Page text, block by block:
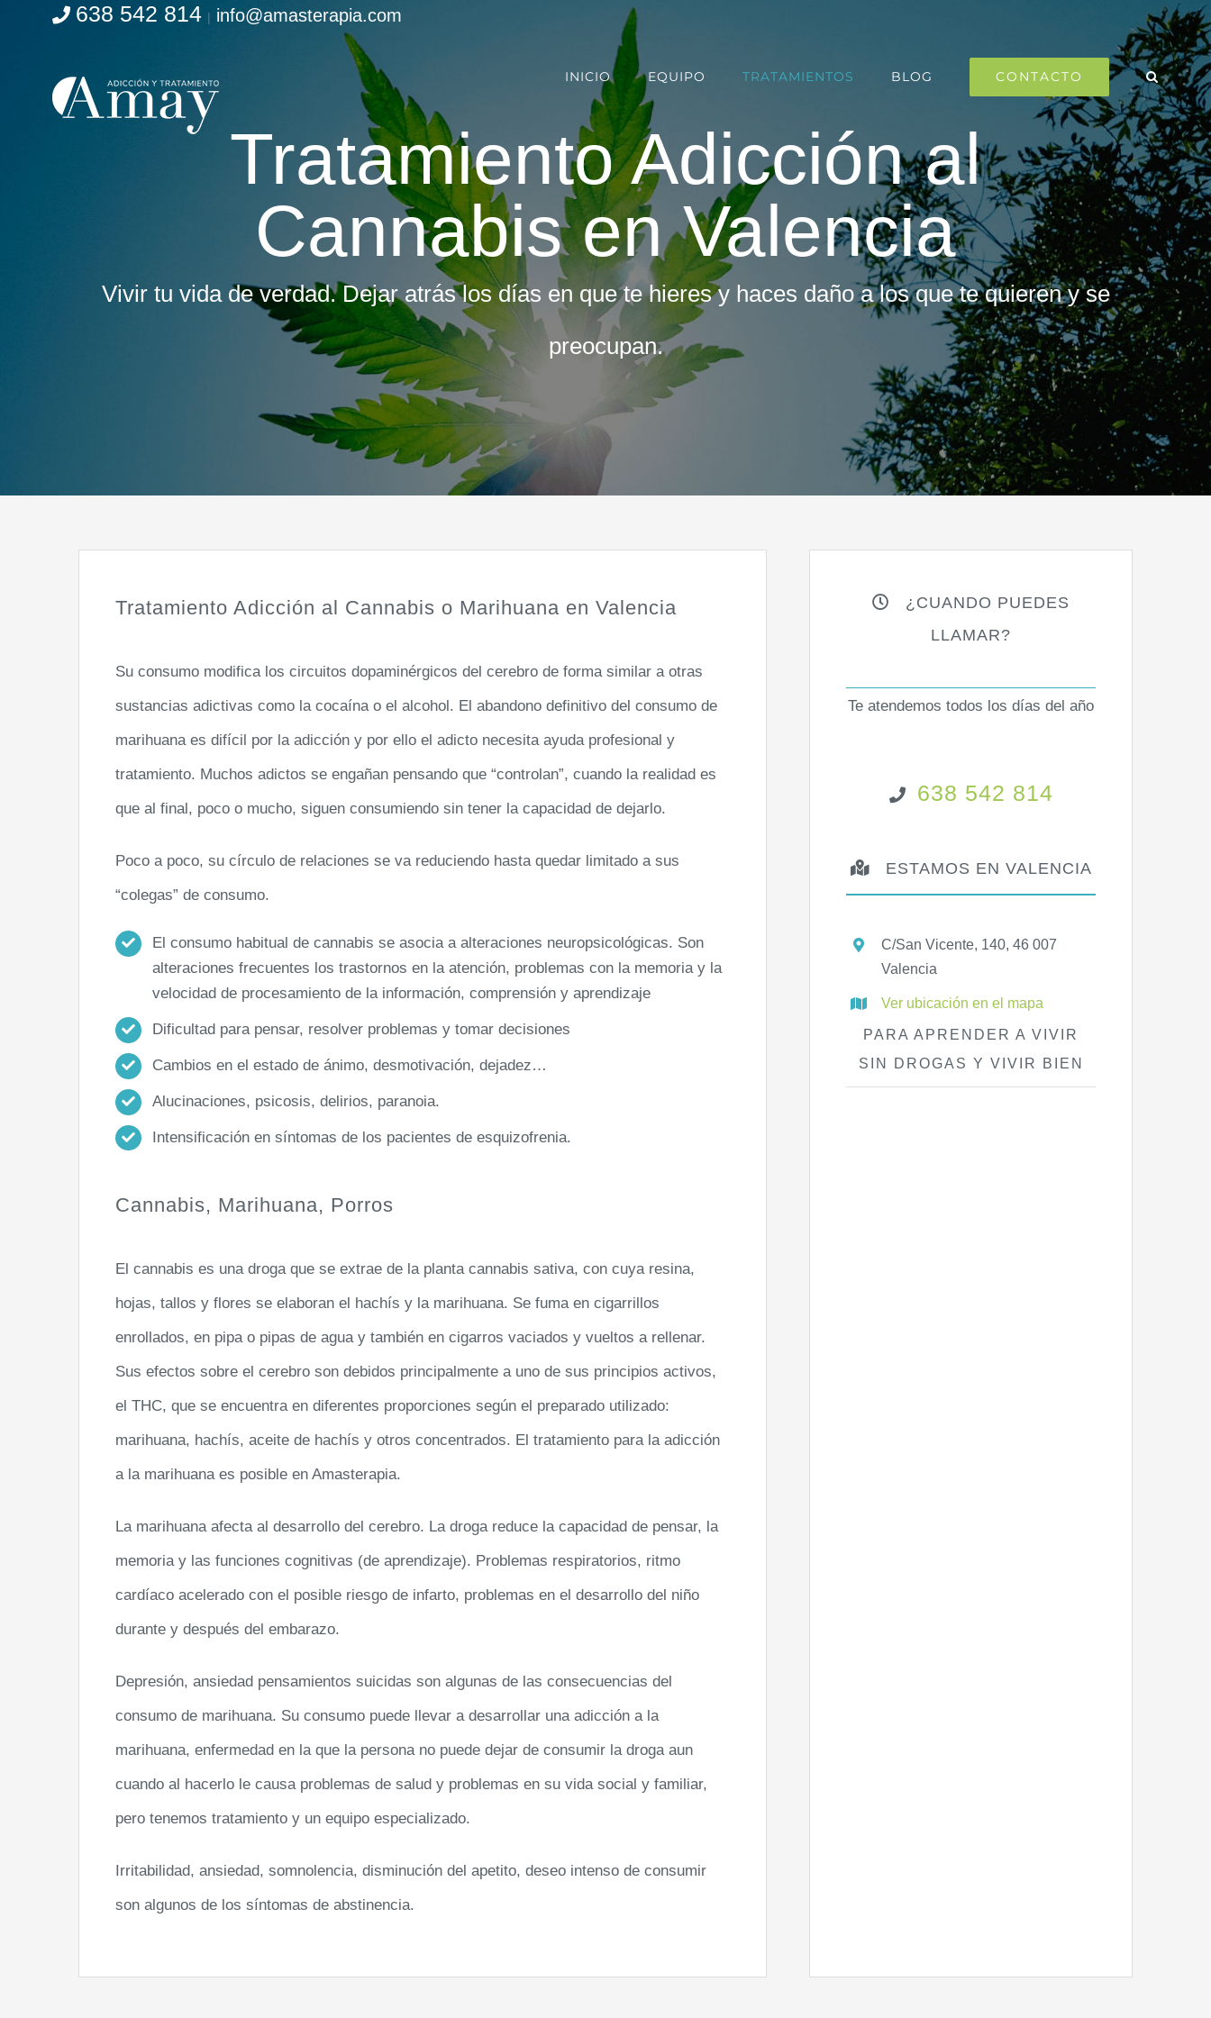
contenido
638 542 814 | info@amasterapia.com
INICIO EQUIPO TRATAMIENTOS BLOG CONTACTO
Tratamiento Adicción al
Cannabis en Valencia
Vivir tu vida de verdad. Dejar atrás los días en que te hieres y haces daño a los que te quieren y se
preocupan.
Tratamiento Adicción al Cannabis o Marihuana en Valencia
Su consumo modifica los circuitos dopaminérgicos del cerebro de forma similar a otras
sustancias adictivas como la cocaína o el alcohol. El abandono definitivo del consumo de
marihuana es difícil por la adicción y por ello el adicto necesita ayuda profesional y
tratamiento. Muchos adictos se engañan pensando que “controlan”, cuando la realidad es
que al final, poco o mucho, siguen consumiendo sin tener la capacidad de dejarlo.
Poco a poco, su círculo de relaciones se va reduciendo hasta quedar limitado a sus
“colegas” de consumo.
El consumo habitual de cannabis se asocia a alteraciones neuropsicológicas. Son
alteraciones frecuentes los trastornos en la atención, problemas con la memoria y la
velocidad de procesamiento de la información, comprensión y aprendizaje
Dificultad para pensar, resolver problemas y tomar decisiones
Cambios en el estado de ánimo, desmotivación, dejadez…
Alucinaciones, psicosis, delirios, paranoia.
Intensificación en síntomas de los pacientes de esquizofrenia.
Cannabis, Marihuana, Porros
El cannabis es una droga que se extrae de la planta cannabis sativa, con cuya resina,
hojas, tallos y flores se elaboran el hachís y la marihuana. Se fuma en cigarrillos
enrollados, en pipa o pipas de agua y también en cigarros vaciados y vueltos a rellenar.
Sus efectos sobre el cerebro son debidos principalmente a uno de sus principios activos,
el THC, que se encuentra en diferentes proporciones según el preparado utilizado:
marihuana, hachís, aceite de hachís y otros concentrados. El tratamiento para la adicción
a la marihuana es posible en Amasterapia.
La marihuana afecta al desarrollo del cerebro. La droga reduce la capacidad de pensar, la
memoria y las funciones cognitivas (de aprendizaje). Problemas respiratorios, ritmo
cardíaco acelerado con el posible riesgo de infarto, problemas en el desarrollo del niño
durante y después del embarazo.
Depresión, ansiedad pensamientos suicidas son algunas de las consecuencias del
consumo de marihuana. Su consumo puede llevar a desarrollar una adicción a la
marihuana, enfermedad en la que la persona no puede dejar de consumir la droga aun
cuando al hacerlo le causa problemas de salud y problemas en su vida social y familiar,
pero tenemos tratamiento y un equipo especializado.
Irritabilidad, ansiedad, somnolencia, disminución del apetito, deseo intenso de consumir
son algunos de los síntomas de abstinencia.
¿CUANDO PUEDES
LLAMAR?
Te atendemos todos los días del año
638 542 814
ESTAMOS EN VALENCIA
C/San Vicente, 140, 46 007
Valencia
Ver ubicación en el mapa
PARA APRENDER A VIVIR
SIN DROGAS Y VIVIR BIEN